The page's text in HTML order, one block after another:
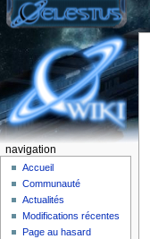
navigation
Accueil
Communauté
Actualités
Modifications récentes
Page au hasard